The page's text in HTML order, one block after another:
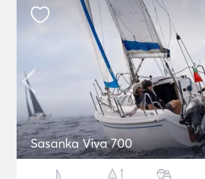
Sasanka Viva 700